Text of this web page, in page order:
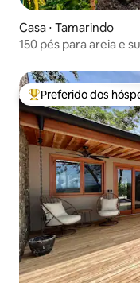
Casa ⋅ Tamarindo
150 pés para areia e
Entre os melhores
Preferido dos